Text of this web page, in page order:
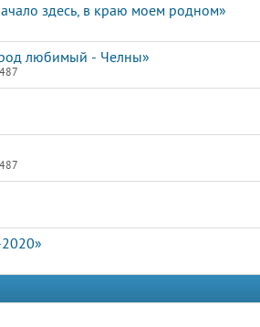
здесь, в краю моем родном»
любимый - Челны»